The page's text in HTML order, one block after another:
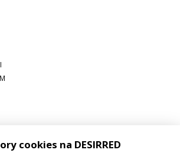
cookies na DESIRRED